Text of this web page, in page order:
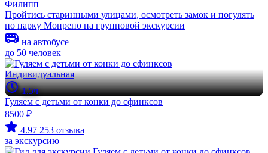
Филипп
Пройтись старинными улицами, осмотреть замок и погулять
по парку Монрепо на групповой экскурсии
на автобусе
до 50 человек
Индивидуальная
1.5ч
Гуляем с детьми от конки до сфинксов
8500 ₽
4.97 253 отзыва
за экскурсию